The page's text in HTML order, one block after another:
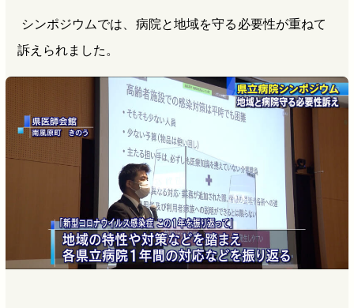
シンポジウムでは、病院と地域を守る必要性が重ねて
訴えられました。